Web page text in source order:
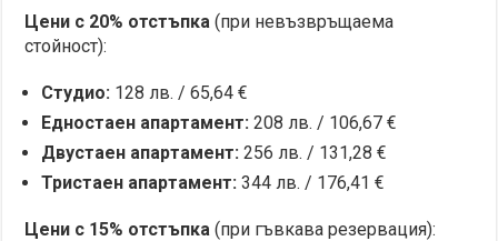
Цени с 20% отстъпка (при невъзвръщаема
стойност):
Студио: 128 лв. / 65,64 €
Едностаен апартамент: 208 лв. / 106,67 €
Двустаен апартамент: 256 лв. / 131,28 €
Тристаен апартамент: 344 лв. / 176,41 €
Цени с 15% отстъпка (при гъвкава резервация):